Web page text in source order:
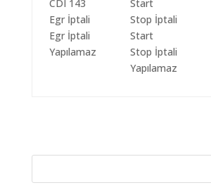
Egr İptali
Yapılamaz
Start
Stop İptali
Yapılamaz